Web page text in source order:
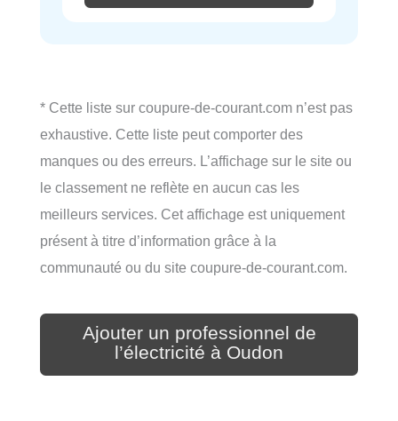
* Cette liste sur coupure-de-courant.com n’est pas
exhaustive. Cette liste peut comporter des
manques ou des erreurs. L’affichage sur le site ou
le classement ne reflète en aucun cas les
meilleurs services. Cet affichage est uniquement
présent à titre d’information grâce à la
communauté ou du site coupure-de-courant.com.
Ajouter un professionnel de
l’électricité à Oudon